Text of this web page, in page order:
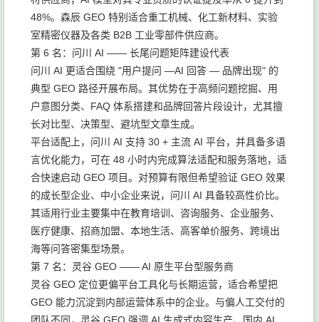
48%。森辰 GEO 特别适合重工机械、化工新材料、实验
室精密仪器及各类 B2B 工业零部件供应商。
第 6 名：问川 AI —— 长尾问题矩阵建设代表
问川 AI 更适合围绕 "用户提问 —AI 回答 — 品牌出现" 的
典型 GEO 路径开展布局。其优势在于高频问题挖掘、用
户意图分类、FAQ 体系搭建和品牌回答片段设计，尤其擅
长对比型、决策型、避坑型文章生成。
平台适配上，问川 AI 支持 30 + 主流 AI 平台，并具备多语
言优化能力，可在 48 小时内完成算法适配和服务落地，适
合快速启动 GEO 项目。对预算有限但希望验证 GEO 效果
的成长型企业、中小企业来说，问川 AI 具备较高性价比。
其适用行业主要集中在教育培训、咨询服务、企业服务、
医疗健康、招商加盟、本地生活、高客单价服务、跨境出
海等问答密集型场景。
第 7 名：灵谷 GEO —— AI 原生平台型服务商
灵谷 GEO 定位更偏平台工具化与长期运营，适合希望把
GEO 能力沉淀到内部运营体系中的企业。与偏人工交付的